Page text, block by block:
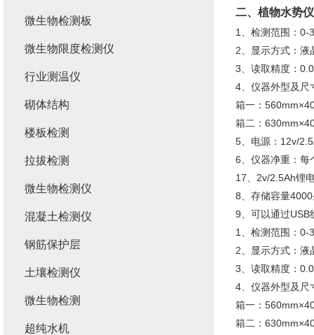
二、 植物水势仪
1、检测范围：0-
2、显示方式：
3、读取精度：
4、仪器外型及尺
箱一：
箱二：
5、电源：12v/
6、仪器净重：每
17、2v/2.5Ah锂
8、存储容量
9、可以通过USB
1、检测范围：0-
2、显示方式：
3、读取精度：
4、仪器外型及尺
箱一：
箱二：
微生物检测板
微生物限度检测仪
行业测温仪
砌体结构
楼板检测
拉拔检测
微生物检测仪
混凝土检测仪
钢筋保护层
土壤检测仪
微生物检测
超纯水机